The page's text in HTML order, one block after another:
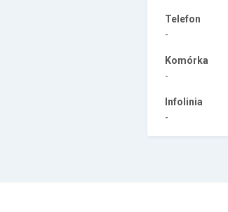
Telefon
-
Komórka
-
Infolinia
-